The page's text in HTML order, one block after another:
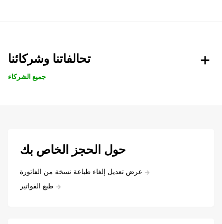
تحالفاتنا وشركائنا
جميع الشركاء
حول الحجز الخاص بك
عرض تعديل إلغاء طباعة نسخة من الفاتورة
طبع الفواتير